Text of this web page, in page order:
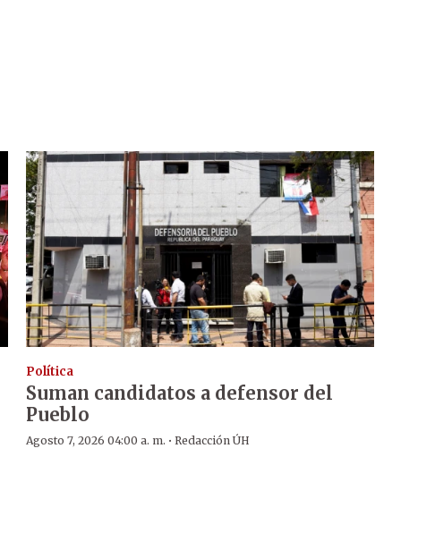
Política
Suman candidatos a defensor del
Pueblo
Agosto 7, 2026 04:00 a. m. · Redacción ÚH